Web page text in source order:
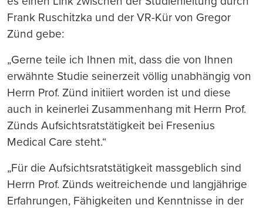
Frank Ruschitzka und der VR-Kür von Gregor
Zünd gebe:
„Gerne teile ich Ihnen mit, dass die von Ihnen
erwähnte Studie seinerzeit völlig unabhängig von
Herrn Prof. Zünd initiiert worden ist und diese
auch in keinerlei Zusammenhang mit Herrn Prof.
Zünds Aufsichtsratstätigkeit bei Fresenius
Medical Care steht.“
„Für die Aufsichtsratstätigkeit massgeblich sind
Herrn Prof. Zünds weitreichende und langjährige
Erfahrungen, Fähigkeiten und Kenntnisse in der